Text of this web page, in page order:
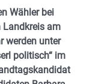
Wähler bei
Landkreis am
werden unter
politisch“ im